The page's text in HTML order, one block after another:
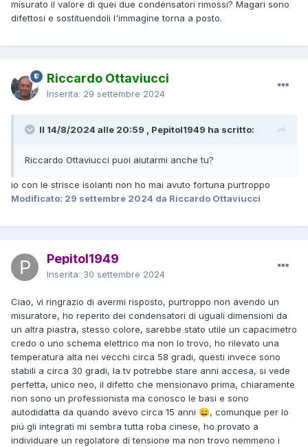
misurato il valore di quei due condensatori rimossi? Magari sono
difettosi e sostituendoli l'immagine torna a posto.
Riccardo Ottaviucci
Inserita: 29 settembre 2024
Il 14/8/2024 alle 20:59 , Pepitol1949 ha scritto:
Riccardo Ottaviucci puoi aiutarmi anche tu?
io con le strisce isolanti non ho mai avuto fortuna purtroppo
Modificato: 29 settembre 2024 da Riccardo Ottaviucci
Pepitol1949
Inserita: 30 settembre 2024
Ciao, vi ringrazio di avermi risposto, purtroppo non avendo un
misuratore, ho reperito dei condensatori di uguali dimensioni da
un altra piastra, stesso colore, sarebbe stato utile un capacimetro
credo o uno schema elettrico ma non lo trovo, ho rilevato una
temperatura alta nei vecchi circa 58 gradi, questi invece sono
stabili a circa 30 gradi, la tv potrebbe stare anni accesa, si vede
perfetta, unico neo, il difetto che mensionavo prima, chiaramente
non sono un professionista ma conosco le basi e sono
autodidatta da quando avevo circa 15 anni 😄, comunque per lo
piú gli integrati mi sembra tutta roba cinese, ho provato a
individuare un regolatore di tensione ma non trovo nemmeno i